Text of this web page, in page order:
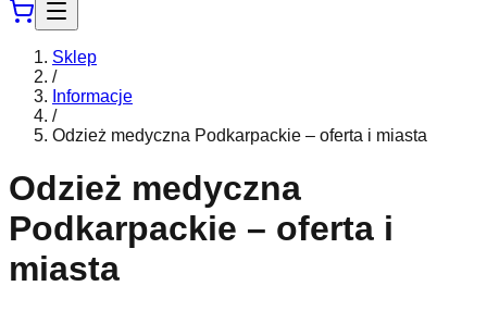
Sklep
/
Informacje
/
Odzież medyczna Podkarpackie – oferta i miasta
Odzież medyczna
Podkarpackie – oferta i
miasta